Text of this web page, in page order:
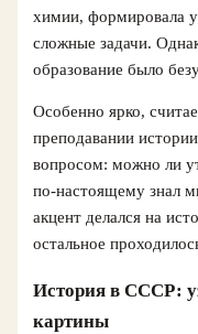
химии, формировала
сложные задачи.
образование было
Особенно ярко,
преподавании
вопросом: можно ли
по-настоящему знал
акцент делался на
остальное
История в СССР:
картины